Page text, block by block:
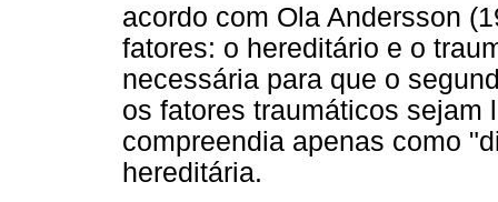
acordo com Ola Andersson
fatores: o hereditário e o
necessária para que o
os fatores traumáticos sejam
compreendia apenas como
hereditária.